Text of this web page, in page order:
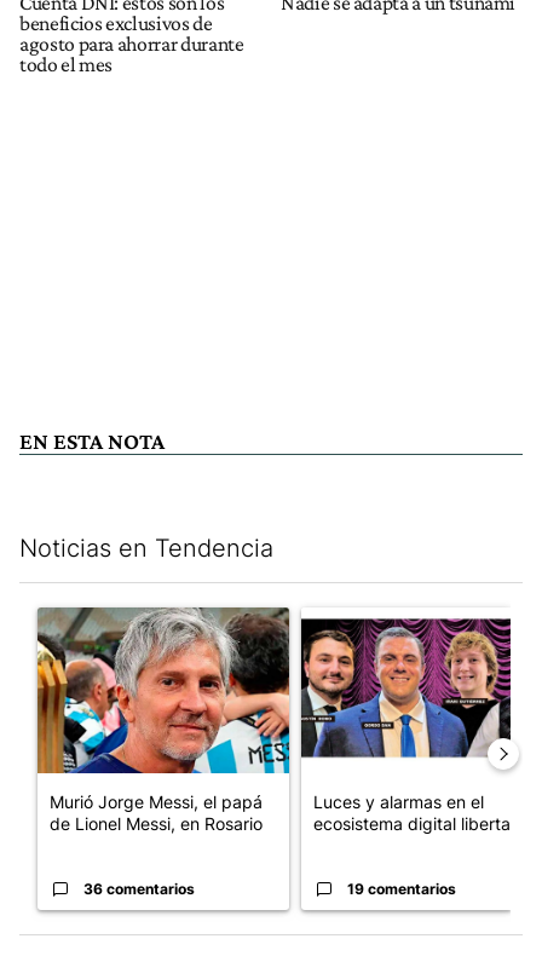
beneficios exclusivos de
agosto para ahorrar durante
todo el mes
EN ESTA NOTA
Noticias en Tendencia
Un artículo de tendencia con el título "Murió Jorge Messi, el
Murió Jorge Messi, el papá
de Lionel Messi, en Rosario
36 comentarios
Un artículo de tendencia con
Luces y alarmas en el
ecosistema digital libertario
19 comentarios